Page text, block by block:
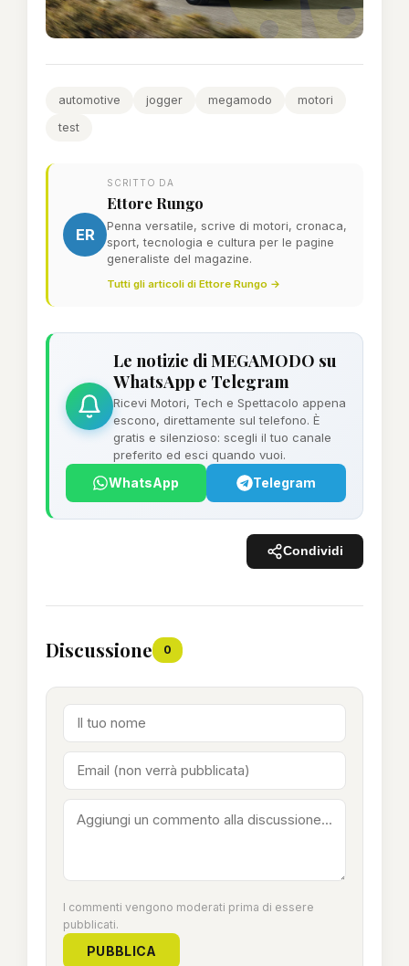
automotive jogger megamodo
motori
test
ER
SCRITTO DA
Ettore Rungo
Penna versatile, scrive di motori, cronaca,
sport, tecnologia e cultura per le pagine
generaliste del magazine.
Tutti gli articoli di Ettore Rungo →
Le notizie di MEGAMODO su
WhatsApp e Telegram
Ricevi Motori, Tech e Spettacolo appena
escono, direttamente sul telefono. È
gratis e silenzioso: scegli il tuo canale
preferito ed esci quando vuoi.
WhatsApp Telegram
Condividi
Discussione 0
I commenti vengono moderati prima di essere
pubblicati.
PUBBLICA